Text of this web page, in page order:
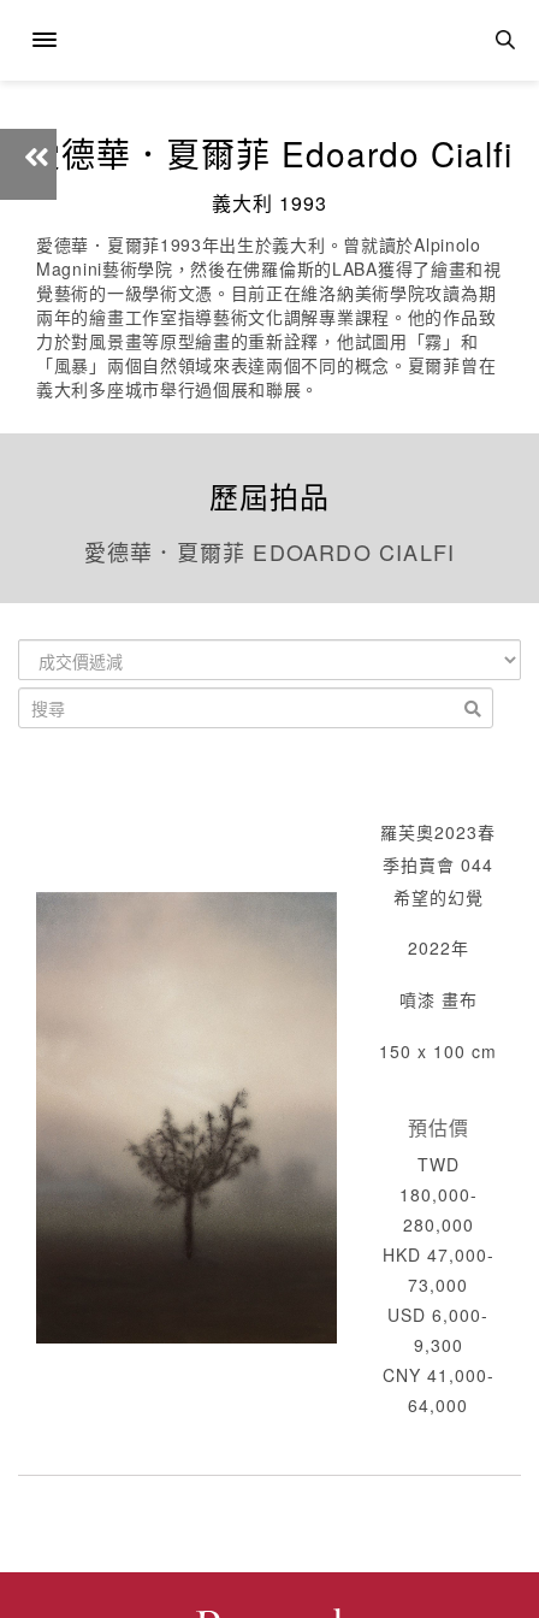
愛德華．夏爾菲 Edoardo Cialfi
義大利 1993
愛德華．夏爾菲1993年出生於義大利。曾就讀於Alpinolo
Magnini藝術學院，然後在佛羅倫斯的LABA獲得了繪畫和視
覺藝術的一級學術文憑。目前正在維洛納美術學院攻讀為期
兩年的繪畫工作室指導藝術文化調解專業課程。他的作品致
力於對風景畫等原型繪畫的重新詮釋，他試圖用「霧」和
「風暴」兩個自然領域來表達兩個不同的概念。夏爾菲曾在
義大利多座城市舉行過個展和聯展。
歷屆拍品
愛德華．夏爾菲 EDOARDO CIALFI
羅芙奧2023春
季拍賣會 044
希望的幻覺
2022年
噴漆 畫布
150 x 100 cm
預估價
TWD
180,000-
280,000
HKD 47,000-
73,000
USD 6,000-
9,300
CNY 41,000-
64,000